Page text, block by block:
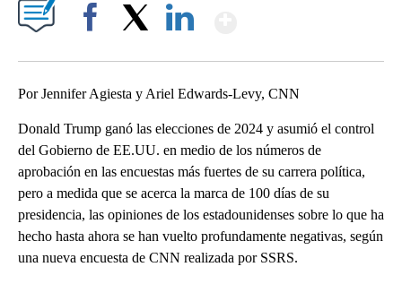
Por Jennifer Agiesta y Ariel Edwards-Levy, CNN
Donald Trump ganó las elecciones de 2024 y asumió el control
del Gobierno de EE.UU. en medio de los números de
aprobación en las encuestas más fuertes de su carrera política,
pero a medida que se acerca la marca de 100 días de su
presidencia, las opiniones de los estadounidenses sobre lo que ha
hecho hasta ahora se han vuelto profundamente negativas, según
una nueva encuesta de CNN realizada por SSRS.